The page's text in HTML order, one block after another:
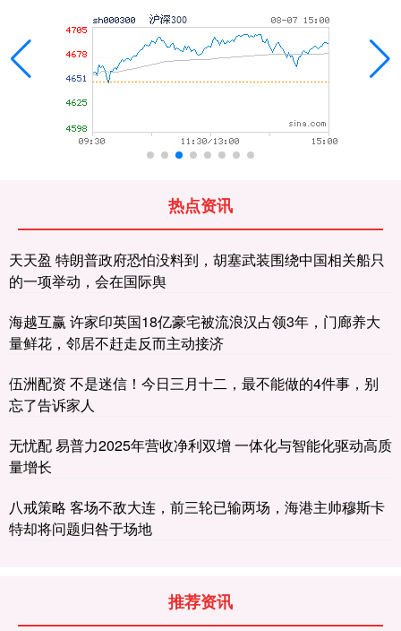
热点资讯
天天盈 特朗普政府恐怕没料到，胡塞武装围绕中国相关船只
的一项举动，会在国际舆
海越互赢 许家印英国18亿豪宅被流浪汉占领3年，门廊养大
量鲜花，邻居不赶走反而主动接济
伍洲配资 不是迷信！今日三月十二，最不能做的4件事，别
忘了告诉家人
无忧配 易普力2025年营收净利双增 一体化与智能化驱动高质
量增长
八戒策略 客场不敌大连，前三轮已输两场，海港主帅穆斯卡
特却将问题归咎于场地
推荐资讯